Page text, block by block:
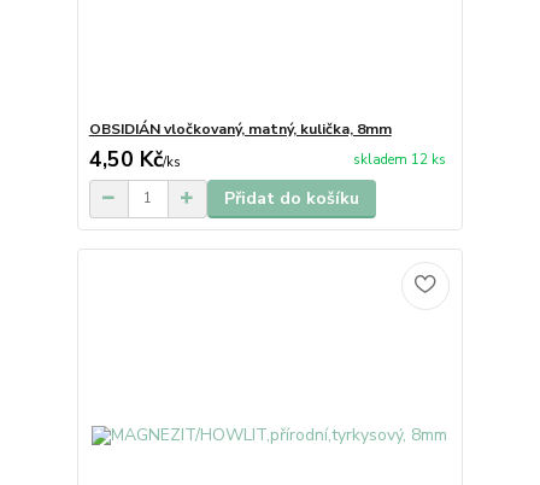
OBSIDIÁN vločkovaný, matný, kulička, 8mm
4,50 Kč/ks skladem 12 ks
Přidat do košíku